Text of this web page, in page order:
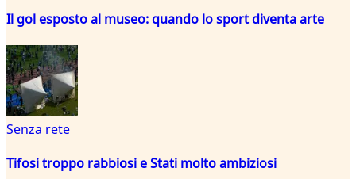
Il gol esposto al museo: quando lo sport diventa arte
Senza rete
Tifosi troppo rabbiosi e Stati molto ambiziosi